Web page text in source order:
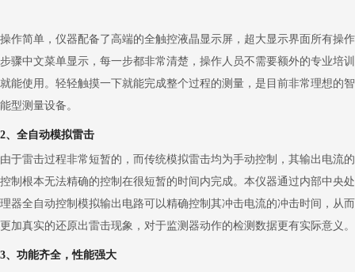
操作简单，仪器配备了高端的全触控液晶显示屏，超大显示界面所有操作
步骤中文菜单显示，每一步都非常清楚，操作人员不需要额外的专业培训
就能使用。轻轻触摸一下就能完成整个过程的测量，是目前非常理想的智
能型测量设备。
2、全自动模拟雷击
由于雷击过程非常短暂的，而传统模拟雷击均为手动控制，其输出电流的
控制根本无法精确的控制在很短暂的时间内完成。本仪器通过内部中央处
理器全自动控制模拟输出电路可以精确控制其冲击电流的冲击时间，从而
更加真实的还原出雷击现象，对于监测器动作的检测数据更有实际意义。
3、功能齐全，性能强大